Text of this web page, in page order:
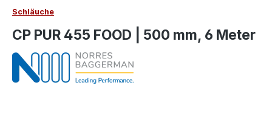
Schläuche
CP PUR 455 FOOD | 500 mm, 6 Meter